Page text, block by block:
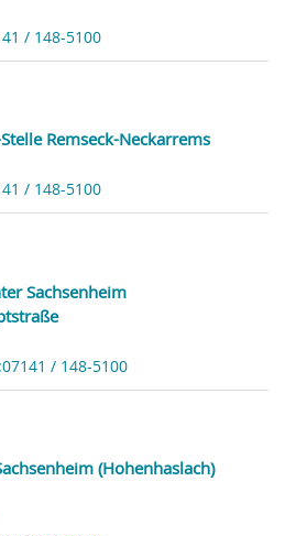
/ 148-5100
Remseck-Neckarrems
/ 148-5100
Sachsenheim
/ 148-5100
(Hohenhaslach)